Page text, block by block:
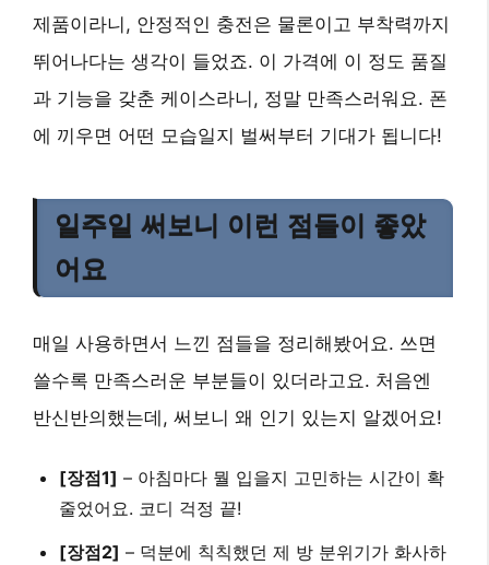
제품이라니, 안정적인 충전은 물론이고 부착력까지
뛰어나다는 생각이 들었죠. 이 가격에 이 정도 품질
과 기능을 갖춘 케이스라니, 정말 만족스러워요. 폰
에 끼우면 어떤 모습일지 벌써부터 기대가 됩니다!
일주일 써보니 이런 점들이 좋았
어요
매일 사용하면서 느낀 점들을 정리해봤어요. 쓰면
쓸수록 만족스러운 부분들이 있더라고요. 처음엔
반신반의했는데, 써보니 왜 인기 있는지 알겠어요!
[장점1] – 아침마다 뭘 입을지 고민하는 시간이 확
줄었어요. 코디 걱정 끝!
[장점2] – 덕분에 칙칙했던 제 방 분위기가 화사하